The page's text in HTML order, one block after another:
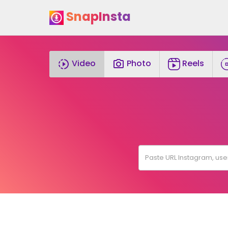
SnapInsta
Video Photo Reels